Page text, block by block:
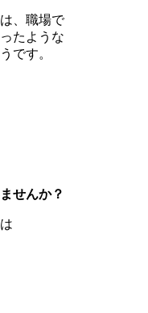
、職場で
たような
です。
せんか？